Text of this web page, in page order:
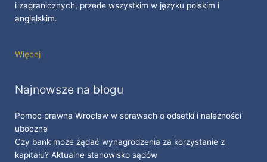
i zagranicznych, przede wszystkim w języku polskim i
angielskim.
Więcej
Najnowsze na blogu
Pomoc prawna Wrocław w sprawach o odsetki i należności
uboczne
Czy bank może żądać wynagrodzenia za korzystanie z
kapitału? Aktualne stanowisko sądów